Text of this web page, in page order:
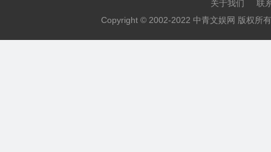
关于我们
联
Copyright © 2002-2022 中青文娱网 版权所